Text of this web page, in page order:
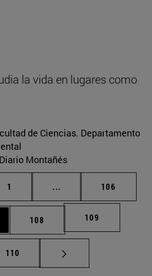
la vida en lugares como
de Ciencias. Departamento
Montañés
Página
1 ... Páginas intermedias
Página
106
Página
108 Página
109
Página
110